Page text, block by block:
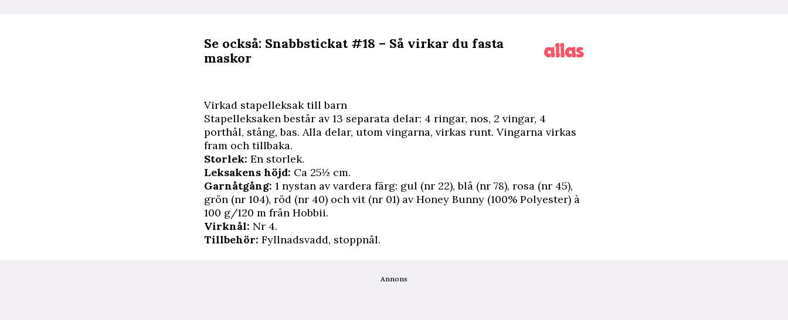
Se också: Snabbstickat #18 – Så virkar du fasta
maskor
Virkad stapelleksak till barn
Stapelleksaken består av 13 separata delar: 4 ringar, nos, 2 vingar, 4
porthål, stång, bas. Alla delar, utom vingarna, virkas runt. Vingarna virkas
fram och tillbaka.
Storlek: En storlek.
Leksakens höjd: Ca 25½ cm.
Garnåtgång: 1 nystan av vardera färg: gul (nr 22), blå (nr 78), rosa (nr 45),
grön (nr 104), röd (nr 40) och vit (nr 01) av Honey Bunny (100% Polyester) à
100 g/120 m från Hobbii.
Virknål: Nr 4.
Tillbehör: Fyllnadsvadd, stoppnål.
Annons